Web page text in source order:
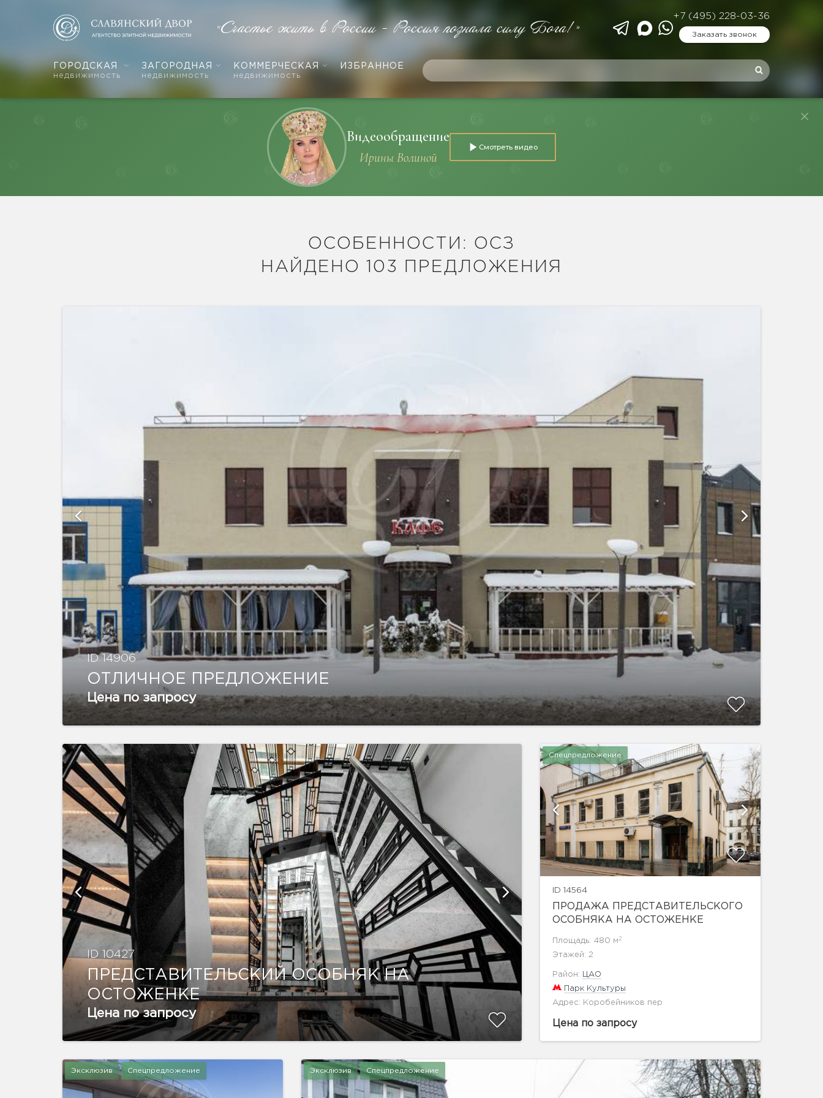
ГОРОДСКАЯ
недвижимость
ЗАГОРОДНАЯ
недвижимость
КОММЕРЧЕСКАЯ
недвижимость
ИЗБРАННОЕ
«Счастье жить в России - Россия познала силу Бога!»
+7 (495) 228-03-36
Заказать звонок
Видеообращение
Ирины Волиной
Смотреть видео
ОСОБЕННОСТИ: ОСЗ
НАЙДЕНО 103 ПРЕДЛОЖЕНИЯ
ID 14906
ОТЛИЧНОЕ ПРЕДЛОЖЕНИЕ
Цена по запросу
ID 10427
ПРЕДСТАВИТЕЛЬСКИЙ ОСОБНЯК НА
ОСТОЖЕНКЕ
Цена по запросу
показать ещё 28 фотографий
Спецпредложение
ID 14564
ПРОДАЖА ПРЕДСТАВИТЕЛЬСКОГО
ОСОБНЯКА НА ОСТОЖЕНКЕ
Площадь: 480 м 2
Этажей: 2
Район: ЦАО
Парк Культуры
Адрес: Коробейников пер
Цена по запросу
Эксклюзив Спецпредложение Эксклюзив Спецпредложение